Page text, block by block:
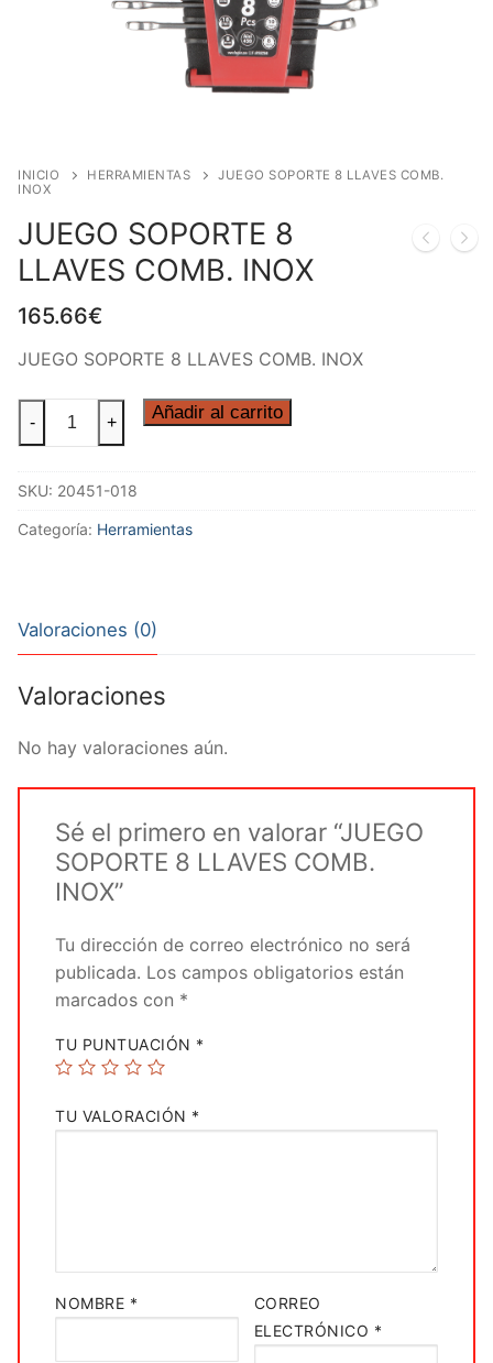
INICIO HERRAMIENTAS
JUEGO SOPORTE 8 LLAVES COMB.
INOX
JUEGO SOPORTE 8
LLAVES COMB. INOX
165.66€
JUEGO SOPORTE 8 LLAVES COMB. INOX
JUEGO
SOPORTE
LLAVES
COMB.
- + Añadir al carrito
SKU: 20451-018
Categoría: Herramientas
Valoraciones (0)
Valoraciones
No hay valoraciones aún.
Sé el primero en valorar “JUEGO
SOPORTE 8 LLAVES COMB.
INOX”
Tu dirección de correo electrónico no será
publicada. Los campos obligatorios están
marcados con *
TU PUNTUACIÓN *
TU VALORACIÓN *
NOMBRE *
CORREO
ELECTRÓNICO *